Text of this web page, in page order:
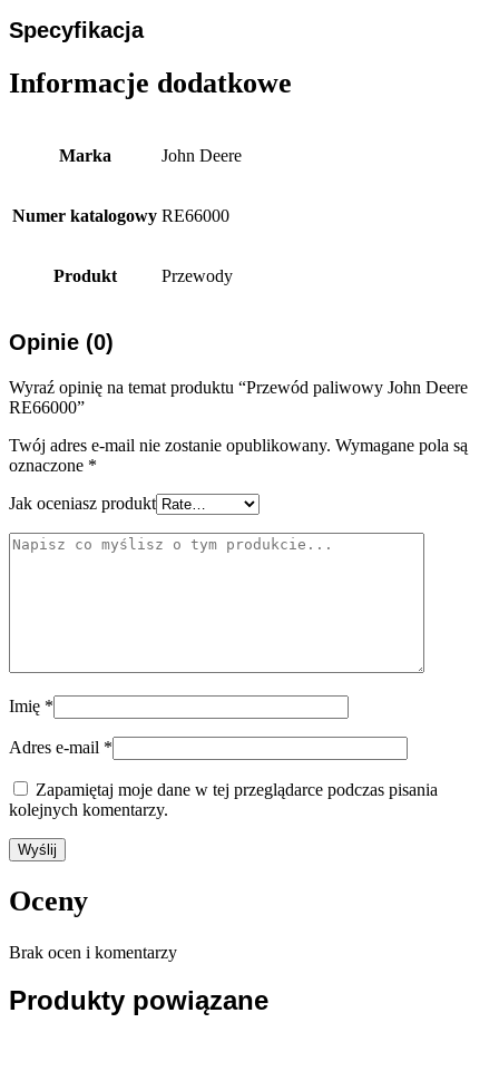
Specyfikacja
Informacje dodatkowe
Marka John Deere
Numer katalogowy RE66000
Produkt Przewody
Opinie (0)
Wyraź opinię na temat produktu “Przewód paliwowy John Deere
RE66000”
Twój adres e-mail nie zostanie opublikowany. Wymagane pola są
oznaczone *
Jak oceniasz produkt
Imię *
Adres e-mail *
Zapamiętaj moje dane w tej przeglądarce podczas pisania
kolejnych komentarzy.
Oceny
Brak ocen i komentarzy
Produkty powiązane